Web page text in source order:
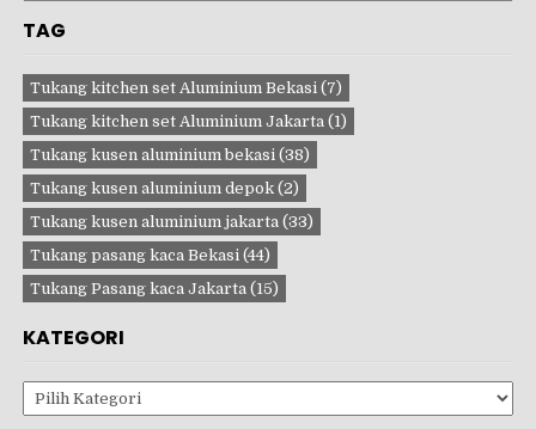
TAG
Tukang kitchen set Aluminium Bekasi (7)
Tukang kitchen set Aluminium Jakarta (1)
Tukang kusen aluminium bekasi (38)
Tukang kusen aluminium depok (2)
Tukang kusen aluminium jakarta (33)
Tukang pasang kaca Bekasi (44)
Tukang Pasang kaca Jakarta (15)
KATEGORI
Kategori